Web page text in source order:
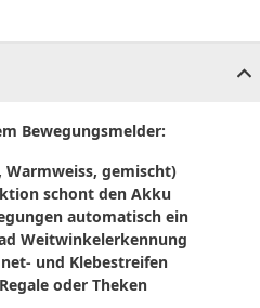
Bewegungsmelder:
gemischt)
schont den Akku
automatisch ein
Weitwinkelerkennung
und Klebestreifen
oder Theken